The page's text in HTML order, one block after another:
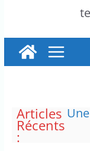
Articles
Récents
: